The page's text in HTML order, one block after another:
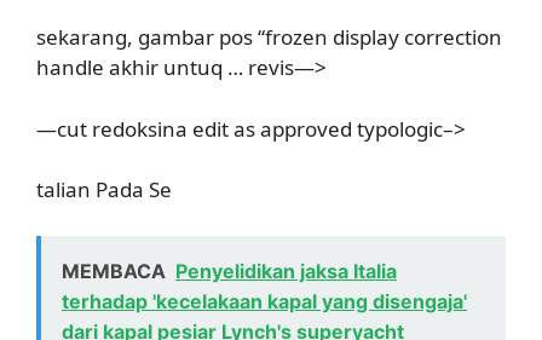
sekarang, gambar pos “frozen display correction
handle akhir untuq … revis—>
—cut redoksina edit as approved typologic–>
talian Pada Se
MEMBACA Penyelidikan jaksa Italia
terhadap 'kecelakaan kapal yang disengaja'
dari kapal pesiar Lynch's superyacht